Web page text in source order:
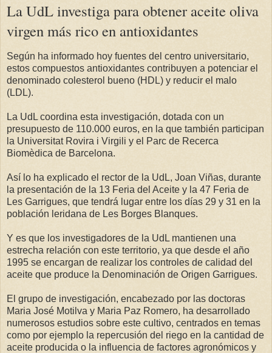
La UdL investiga para obtener aceite oliva
virgen más rico en antioxidantes
Según ha informado hoy fuentes del centro universitario,
estos compuestos antioxidantes contribuyen a potenciar el
denominado colesterol bueno (HDL) y reducir el malo
(LDL).
La UdL coordina esta investigación, dotada con un
presupuesto de 110.000 euros, en la que también participan
la Universitat Rovira i Virgili y el Parc de Recerca
Biomèdica de Barcelona.
Así lo ha explicado el rector de la UdL, Joan Viñas, durante
la presentación de la 13 Feria del Aceite y la 47 Feria de
Les Garrigues, que tendrá lugar entre los días 29 y 31 en la
población leridana de Les Borges Blanques.
Y es que los investigadores de la UdL mantienen una
estrecha relación con este territorio, ya que desde el año
1995 se encargan de realizar los controles de calidad del
aceite que produce la Denominación de Origen Garrigues.
El grupo de investigación, encabezado por las doctoras
Maria José Motilva y Maria Paz Romero, ha desarrollado
numerosos estudios sobre este cultivo, centrados en temas
como por ejemplo la repercusión del riego en la cantidad de
aceite producida o la influencia de factores agronómicos y